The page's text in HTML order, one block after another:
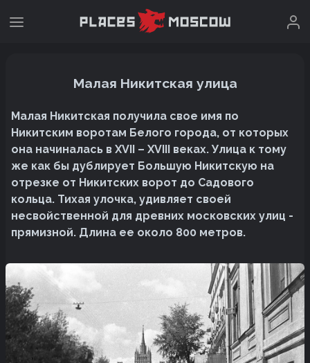
Малая Никитская улица
Малая Никитская получила свое имя по
Никитским воротам Белого города, от которых
она начиналась в XVII – XVIII веках. Улица к тому
же как бы дублирует Большую Никитскую на
отрезке от Никитских ворот до Садового
кольца. Тихая улочка, удивляет своей
несвойственной для древних московских улиц -
прямизной. Длина ее около 800 метров.